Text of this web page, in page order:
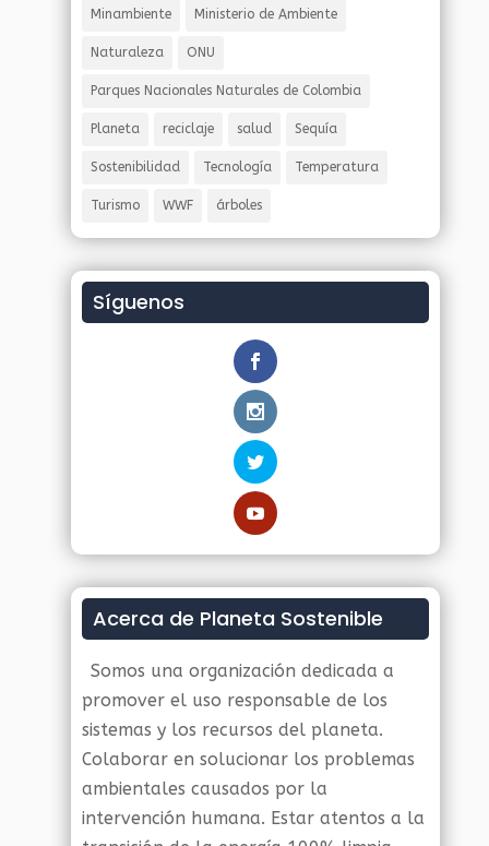
Minambiente Ministerio de Ambiente
Naturaleza ONU
Parques Nacionales Naturales de Colombia
Planeta reciclaje salud Sequía
Sostenibilidad Tecnología Temperatura
Turismo WWF árboles
Síguenos
Acerca de Planeta Sostenible
Somos una organización dedicada a
promover el uso responsable de los
sistemas y los recursos del planeta.
Colaborar en solucionar los problemas
ambientales causados por la
intervención humana. Estar atentos a la